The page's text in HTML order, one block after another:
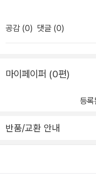
리는그들에게 '너희를 괴롭
자신을 위해서는 먹을 것을
리를 떠납니다.그 명령에 따
덕에 핀둘리 엄마는 애써 사
들로 배를 채우게 된다는
나 흉을 보는행동에 어느
이라는것을 아이들에게 알
배려한다면 그런 상냥한 마
나라에 '종로에서 뺨맞고
그림책 내용을 잘 표현한 속
먹이를 구하느라 힘든 엄
남겨 두라고 하는데,이처럼
과, 대머리, 줄무늬동물들,
글을 보면 다른 동물들도 연
로 그린 작고 간결한 흑백
나의 모습을 담았다. 그리
개와 비슷하지만 분류학적
이에나(Crocuta crocuta)는
회색 바탕에 암갈색 또는 검
많은 건조지대에 산다. 몸빛
에 분포한다. 갈색하이에
는 회색을 띤다. 로디지아 ·
도둑질하는 것으로 잘 알려
공감 (0) 댓글 (0)
마이페이퍼 (0편)
등
반품/교환 안내